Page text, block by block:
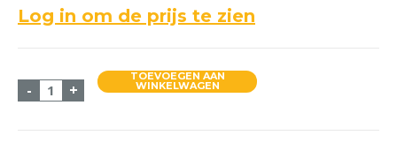
Log in om de prijs te zien
- Bintang 24x33cl aantal
+
TOEVOEGEN AAN
WINKELWAGEN